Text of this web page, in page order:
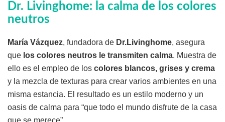
Dr. Livinghome: la calma de los colores
neutros
María Vázquez, fundadora de Dr.Livinghome, asegura
que los colores neutros le transmiten calma. Muestra de
ello es el empleo de los colores blancos, grises y crema
y la mezcla de texturas para crear varios ambientes en una
misma estancia. El resultado es un estilo moderno y un
oasis de calma para “que todo el mundo disfrute de la casa
que se merece”.